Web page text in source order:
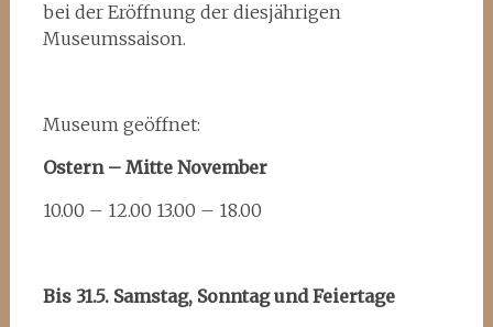
bei der Eröffnung der diesjährigen
Museumssaison.
Museum geöffnet:
Ostern – Mitte November
10.00 – 12.00 13.00 – 18.00
Bis 31.5. Samstag, Sonntag und Feiertage